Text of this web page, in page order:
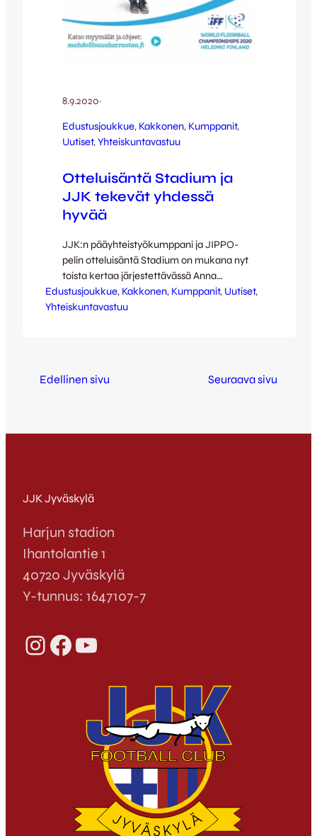
8.9.2020·
Edustusjoukkue, Kakkonen, Kumppanit
Uutiset, Yhteiskuntavastuu
Otteluisäntä Stadium ja
JJK tekevät yhdessä
hyvää
JJK:n pääyhteistyökumppani ja JIPPO-
pelin otteluisäntä Stadium on mukana nyt
toista kertaa järjestettävässä Anna
Mahdollisuus-kampanjassa. Stadiumissa
on myös jaossa ilmaislippuja keskiviikon
kahdeksas Suomessa asuva lapsi ja nuori
sopivia harrastusvarusteita.…
Edustusjoukkue, Kakkonen, Kumppanit, Uutiset
Yhteiskuntavastuu
Edellinen sivu Seuraava sivu
JJK Jyväskylä
Harjun stadion
Ihantolantie 1
40720 Jyväskylä
Y-tunnus: 1647107-7
InstagramFacebook YouTube